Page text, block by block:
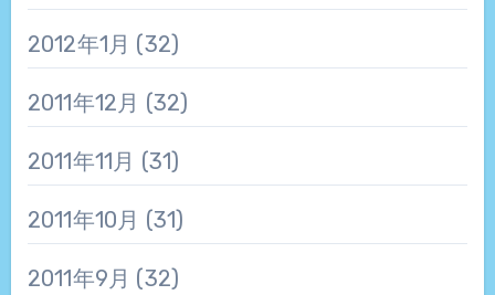
2012年1月 (32)
2011年12月 (32)
2011年11月 (31)
2011年10月 (31)
2011年9月 (32)